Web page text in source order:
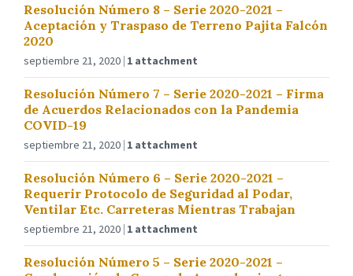
Resolución Número 8 – Serie 2020-2021 –
Aceptación y Traspaso de Terreno Pajita Falcón
2020
septiembre 21, 2020 1 attachment
Resolución Número 7 – Serie 2020-2021 – Firma
de Acuerdos Relacionados con la Pandemia
COVID-19
septiembre 21, 2020 1 attachment
Resolución Número 6 – Serie 2020-2021 –
Requerir Protocolo de Seguridad al Podar,
Ventilar Etc. Carreteras Mientras Trabajan
septiembre 21, 2020 1 attachment
Resolución Número 5 – Serie 2020-2021 –